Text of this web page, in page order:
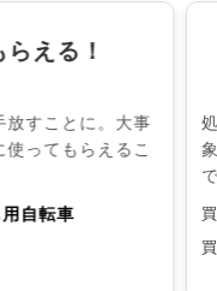
える！
放すことに。大事
ってもらえるこ
自転車